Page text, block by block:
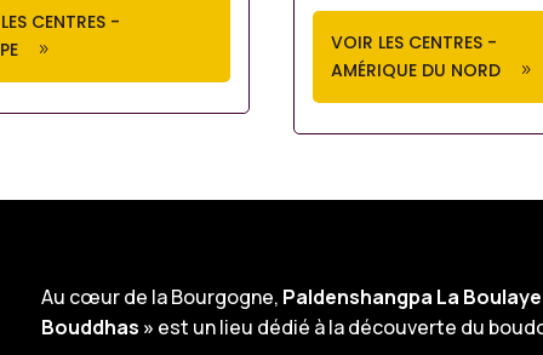
CENTRES -
VOIR LES CENTRES -
AMÉRIQUE DU NORD
Au cœur de la Bourgogne, Paldenshangpa La Boulaye
Bouddhas » est un lieu dédié à la découverte du